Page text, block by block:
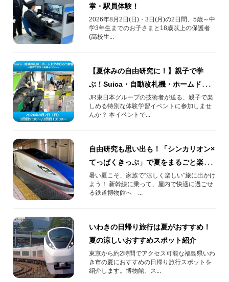
掌・駅員体験！
2026年8月2日(日)・3日(月)の2日間、5歳～中
学3年生までのお子さまと18歳以上の保護者
(高校生...
【夏休みの自由研究に！】親子で学
ぶ！Suica・自動改札機・ホームドアの
ひみつ教室
JR東日本グループの技術者が送る、親子で楽
しめる特別な体験学習イベントに参加しませ
んか？ 本イベントで...
自由研究も思い出も！「シンカリオン×
てっぱくきっぷ」で夏をまるごと楽し
もう
暑い夏こそ、家族で“涼しく楽しい”旅に出かけ
よう！ 新幹線に乗って、屋内で快適に過ごせ
る鉄道博物館へ―...
いわきの日帰り旅行は夏がおすすめ！
夏の涼しいおすすめスポット紹介
東京から約2時間でアクセス可能な福島県いわ
き市の夏におすすめの日帰り旅行スポットを
紹介します。博物館、ス...